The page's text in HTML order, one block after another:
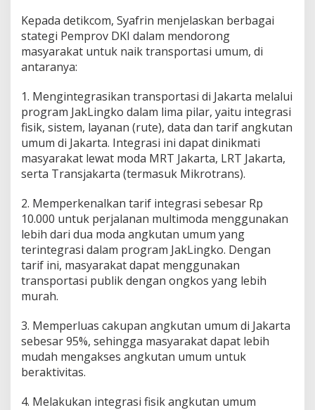
Kepada detikcom, Syafrin menjelaskan berbagai
stategi Pemprov DKI dalam mendorong
masyarakat untuk naik transportasi umum, di
antaranya:
1. Mengintegrasikan transportasi di Jakarta melalui
program JakLingko dalam lima pilar, yaitu integrasi
fisik, sistem, layanan (rute), data dan tarif angkutan
umum di Jakarta. Integrasi ini dapat dinikmati
masyarakat lewat moda MRT Jakarta, LRT Jakarta,
serta Transjakarta (termasuk Mikrotrans).
2. Memperkenalkan tarif integrasi sebesar Rp
10.000 untuk perjalanan multimoda menggunakan
lebih dari dua moda angkutan umum yang
terintegrasi dalam program JakLingko. Dengan
tarif ini, masyarakat dapat menggunakan
transportasi publik dengan ongkos yang lebih
murah.
3. Memperluas cakupan angkutan umum di Jakarta
sebesar 95%, sehingga masyarakat dapat lebih
mudah mengakses angkutan umum untuk
beraktivitas.
4. Melakukan integrasi fisik angkutan umum